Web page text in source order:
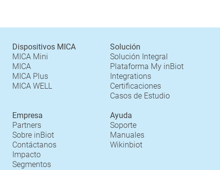
Dispositivos MICA
MICA Mini
MICA
MICA Plus
MICA WELL
Solución
Solución Integral
Plataforma My inBiot
Integrations
Certificaciones
Casos de Estudio
Empresa
Partners
Sobre inBiot
Contáctanos
Impacto
Segmentos
Ayuda
Soporte
Manuales
Wikinbiot